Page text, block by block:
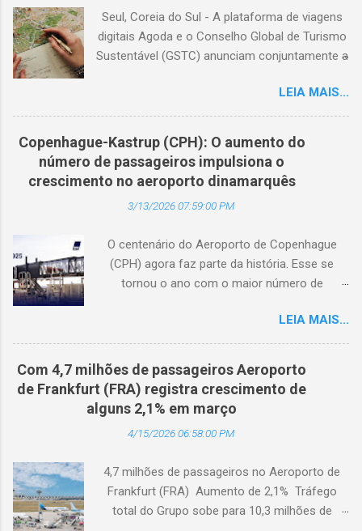
Seul, Coreia do Sul - A plataforma de viagens
digitais Agoda e o Conselho Global de Turismo
Sustentável (GSTC) anunciam conjuntamente a
para a Coreia do Sul, com suporte completo
em coreano. (Arquivo © BlogTurS) Este marco
surge no momento em que a Academia celebra
seu primeiro aniversário e ultrapassa a marca
de 3.000 usuários cadastrados, dando
continuidade à sua missão de apoiar
profissionais da hotelaria em toda a região,
sobre turismo mais sustentável, com base no
Padrão Hoteleiro GSTC. Desde o seu
lançamento, há um ano, a Academia de
recurso para profissionais da hotelaria que
buscam promover práticas sustentáveis ​​em
toda a Ásia. Com a disponibilidade agora em
coreano, a Academia fortalece ainda mais sua
capacidade de atender ao diversificado setor
LEIA MAIS...
Copenhague-Kastrup (CPH): O aumento do
número de passageiros impulsiona o
crescimento no aeroporto dinamarquês
3/13/2026 07:59:00 PM
O centenário do Aeroporto de Copenhague
(CPH) agora faz parte da história. Esse se
tornou o ano com o maior número de
houve conexões aéreas melhores entre a
Dinamarca e o mundo, e isso é positivo para a
sociedade como um todo. (© Copenhague
Airports) O número de viajantes nunca foi tão
alto no Aeroporto de Copenhague (CPH). Um
total de 32,4 milhões de viajantes passou pelos
terminais do aeroporto em 2025, ano em que o
majoritária na Copenhagen Airports A/S, e o
Estado agora detém 99,6% das ações. "O
aumento significativo no número de viajantes
LEIA MAIS...
Com 4,7 milhões de passageiros Aeroporto
de Frankfurt (FRA) registra crescimento de
alguns 2,1% em março
4/15/2026 06:58:00 PM
4,7 milhões de passageiros no Aeroporto de
Frankfurt (FRA) Aumento de 2,1% Tráfego
total do Grupo sobe para 10,3 milhões de